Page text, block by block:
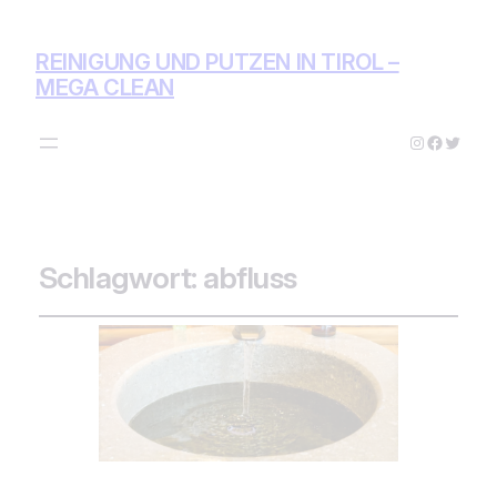
REINIGUNG UND PUTZEN IN TIROL –
MEGA CLEAN
Instagram
Twitter
Schlagwort: abfluss